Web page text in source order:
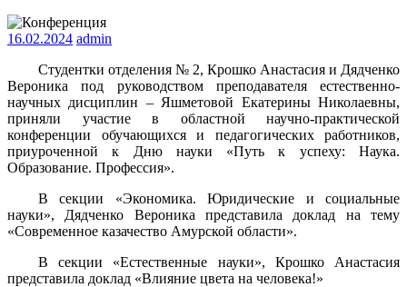
16.02.2024 admin
Студентки отделения № 2, Крошко Анастасия и Дядченко
Вероника под руководством преподавателя естественно-
научных дисциплин – Яшметовой Екатерины Николаевны,
приняли участие в областной научно-практической
конференции обучающихся и педагогических работников,
приуроченной к Дню науки «Путь к успеху: Наука.
Образование. Профессия».
В секции «Экономика. Юридические и социальные
науки», Дядченко Вероника представила доклад на тему
«Современное казачество Амурской области».
В секции «Естественные науки», Крошко Анастасия
представила доклад «Влияние цвета на человека!»